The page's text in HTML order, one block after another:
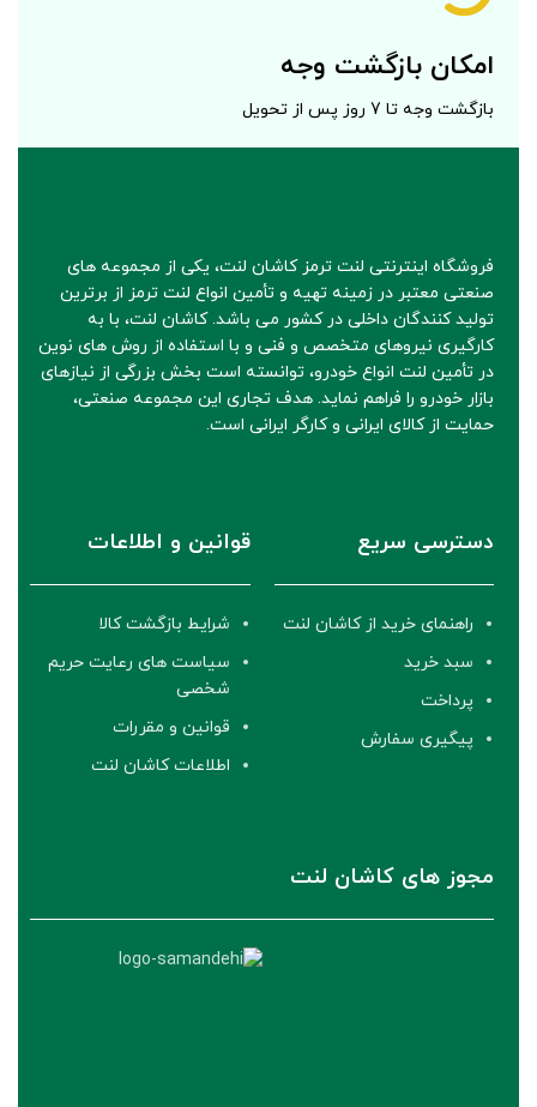
امکان بازگشت وجه
بازگشت وجه تا 7 روز پس از تحویل
فروشگاه اینترنتی لنت ترمز کاشان لنت، یکی از مجموعه های
صنعتی معتبر در زمینه تهیه و تأمین انواع لنت ترمز از برترین
تولید کنندگان داخلی در کشور می باشد. کاشان لنت، با به
کارگیری نیروهای متخصص و فنی و با استفاده از روش های نوین
در تأمین لنت انواع خودرو، توانسته است بخش بزرگی از نیازهای
بازار خودرو را فراهم نماید. هدف تجاری این مجموعه صنعتی،
حمایت از کالای ایرانی و کارگر ایرانی است.
دسترسی سریع
راهنمای خرید از کاشان لنت
سبد خرید
پرداخت
پیگیری سفارش
قوانین و اطلاعات
شرایط بازگشت کالا
سیاست های رعایت حریم
شخصی
قوانین و مقررات
اطلاعات کاشان لنت
مجوز های کاشان لنت